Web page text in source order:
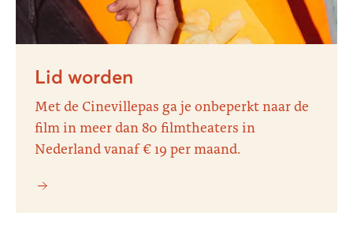
Lid worden
Met de Cinevillepas ga je onbeperkt naar de
film in meer dan 80 filmtheaters in
Nederland vanaf € 19 per maand.